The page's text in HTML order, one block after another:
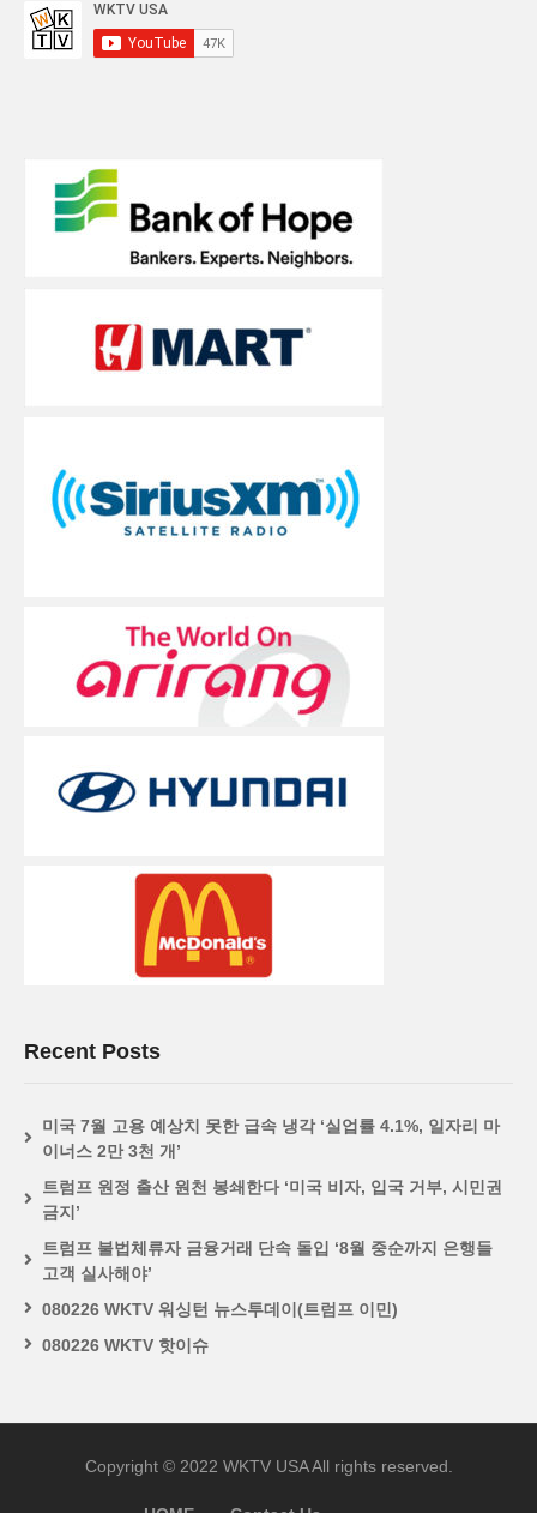
Recent Posts
미국 7월 고용 예상치 못한 급속 냉각 ‘실업률 4.1%, 일자리 마
이너스 2만 3천 개’
트럼프 원정 출산 원천 봉쇄한다 ‘미국 비자, 입국 거부, 시민권
금지’
트럼프 불법체류자 금융거래 단속 돌입 ‘8월 중순까지 은행들
고객 실사해야’
080226 WKTV 워싱턴 뉴스투데이(트럼프 이민)
080226 WKTV 핫이슈
Copyright © 2022 WKTV USA All rights reserved.